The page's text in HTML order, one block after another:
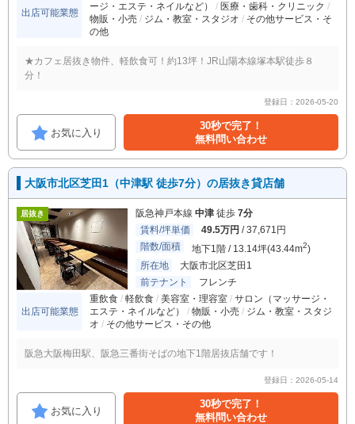
出店可能業態
ージ・エステ・ネイルなど）
医療・歯科・クリニック
物販・小売
ジム・教室・スタジオ
その他サービス・そ
の他
★カフェ居抜き物件、軽飲食可！約13坪！JR山陽本線塚本駅徒歩８
分！
登録日：2026-05-20
お気に入り
30秒で完了！
無料問い合わせ
大阪市北区芝田1（中津駅 徒歩7分）の居抜き貸店舗
居抜き 阪急神戸本線 中津 徒歩 7分
賃料/坪単価
49.5万円 / 37,671円
階数/面積
地下1階 / 13.14坪(43.44m2)
所在地
大阪市北区芝田1
前テナント
フレンチ
出店可能業態
重飲食 軽飲食 美容室・理容室
サロン（マッサージ・
エステ・ネイルなど）
物販・小売
ジム・教室・スタジ
オ
その他サービス・その他
阪急大阪梅田駅、阪急三番街そばの地下1階居抜店舗です！
登録日：2026-05-14
お気に入り
30秒で完了！
無料問い合わせ